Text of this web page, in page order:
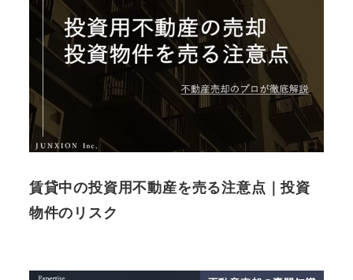
賃貸中の投資用不動産を売る注意点｜投資
物件のリスク